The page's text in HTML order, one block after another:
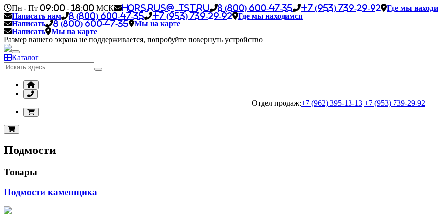
Пн - Пт 09:00 - 18:00 МСК hors.rus@list.ru 8 (800) 600-47-35 +7 (953) 739-29-92
Где мы
Написать нам
8 (800) 600-47-35 +7 (953) 739-29-92
Где мы находимся
Написать
8 (800) 600-47-35
Мы на карте
Написать
Мы на карте
Размер вашего экрана не поддерживается, попробуйте повернуть устройство
Каталог
Отдел продаж:+7 (962) 395-13-13 +7 (953) 739-29-92
Подмости
Товары
Подмости каменщика